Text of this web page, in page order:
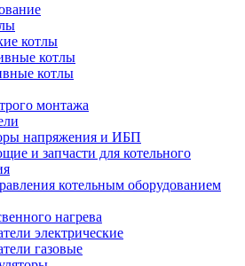
котлы
котлы
котлы
монтажа
напряжения и ИБП
и запчасти для котельного
котельным оборудованием
нагрева
электрические
газовые